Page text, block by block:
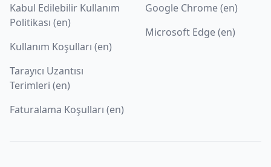
Kabul Edilebilir Kullanım
Politikası (en)
Kullanım Koşulları (en)
Tarayıcı Uzantısı
Terimleri (en)
Faturalama Koşulları (en)
Google Chrome (en)
Microsoft Edge (en)